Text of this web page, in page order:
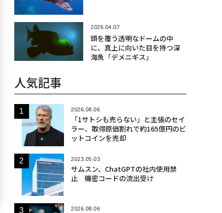
2026.04.07
頭を覆う透明なドームの中
に、真上に向いた目を持つ深
海魚「デメニギス」
人気記事
2026.08.06
「1サトシも売らない」と主張のセイ
ラー、取得原価割れで約165億円のビ
ットコインを売却
2023.05.03
サムスン、ChatGPTの社内使用禁
止 機密コードの流出受け
2026.08.06